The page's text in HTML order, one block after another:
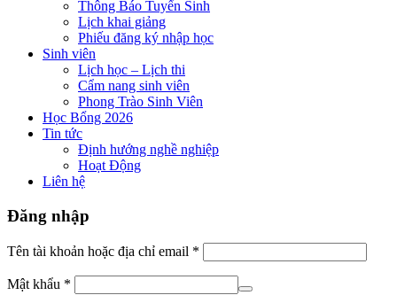
Thông Báo Tuyển Sinh
Lịch khai giảng
Phiếu đăng ký nhập học
Sinh viên
Lịch học – Lịch thi
Cẩm nang sinh viên
Phong Trào Sinh Viên
Học Bổng 2026
Tin tức
Định hướng nghề nghiệp
Hoạt Động
Liên hệ
Đăng nhập
Tên tài khoản hoặc địa chỉ email *
Mật khẩu *